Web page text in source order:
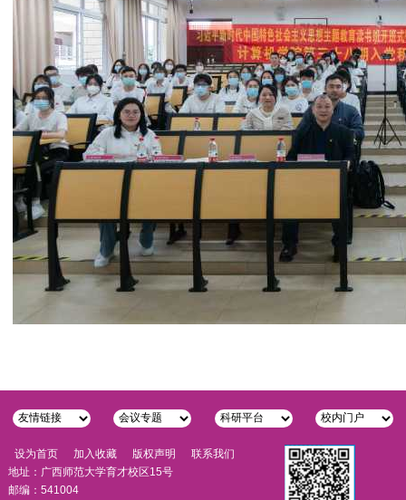
设为首页 加入收藏 版权声明
联系我们
地址：广西师范大学育才校区15号
邮编：541004